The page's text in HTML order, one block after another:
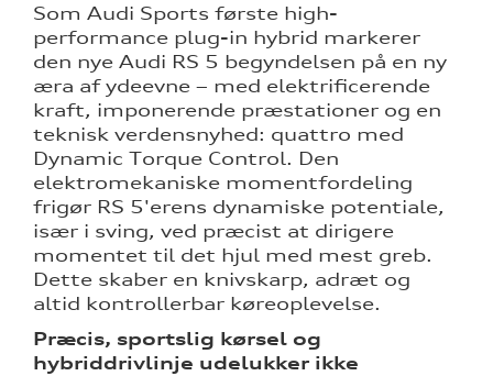
Som Audi Sports første high-
performance plug-in hybrid markerer
den nye Audi RS 5 begyndelsen på en ny
æra af ydeevne – med elektrificerende
kraft, imponerende præstationer og en
teknisk verdensnyhed: quattro med
Dynamic Torque Control. Den
elektromekaniske momentfordeling
frigør RS 5'erens dynamiske potentiale,
især i sving, ved præcist at dirigere
momentet til det hjul med mest greb.
Dette skaber en knivskarp, adræt og
altid kontrollerbar køreoplevelse.
Præcis, sportslig kørsel og
hybriddrivlinje udelukker ikke